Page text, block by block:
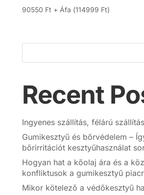
90550 Ft + Áfa (114999 Ft)
Recent
Ingyenes szállítás, félárú szállítás
Gumikesztyű és bőrvédelem –
bőrirritációt kesztyűhasználat
Hogyan hat a kőolaj ára és a
konfliktusok a gumikesztyű
Mikor kötelező a védőkesztyű